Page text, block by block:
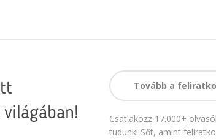
Tovább a
Csatlakozz 17.000+
tudunk! Sőt, amint